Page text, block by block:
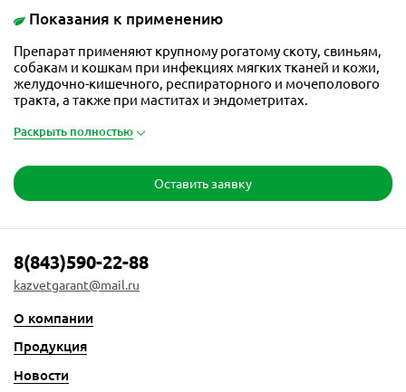
Показания к применению
Препарат применяют крупному рогатому скоту, свиньям,
собакам и кошкам при инфекциях мягких тканей и кожи,
желудочно-кишечного, респираторного и мочеполового
тракта, а также при маститах и эндометритах.
Раскрыть полностью
Оставить заявку
8(843)590-22-88
kazvetgarant@mail.ru
О компании
Продукция
Новости